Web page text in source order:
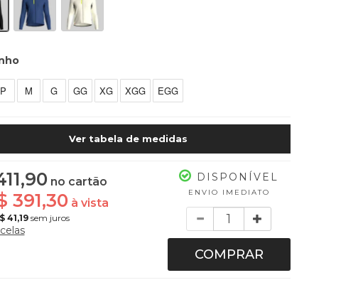
P M G GG XG XGG EGG
Ver tabela de medidas
no cartão
391,30 à vista
41,19sem juros
DISPONÍVEL
ENVIO IMEDIATO
Quantidade
COMPRAR